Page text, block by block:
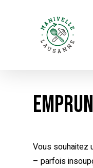
Vous souhaitez
– parfois